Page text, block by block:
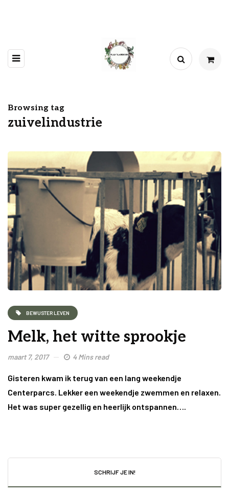
Browsing tag
zuivelindustrie
BEWUSTER LEVEN
Melk, het witte sprookje
maart 7, 2017 4 Mins read
Gisteren kwam ik terug van een lang weekendje
Centerparcs. Lekker een weekendje zwemmen en relaxen.
Het was super gezellig en heerlijk ontspannen….
SCHRIJF JE IN!